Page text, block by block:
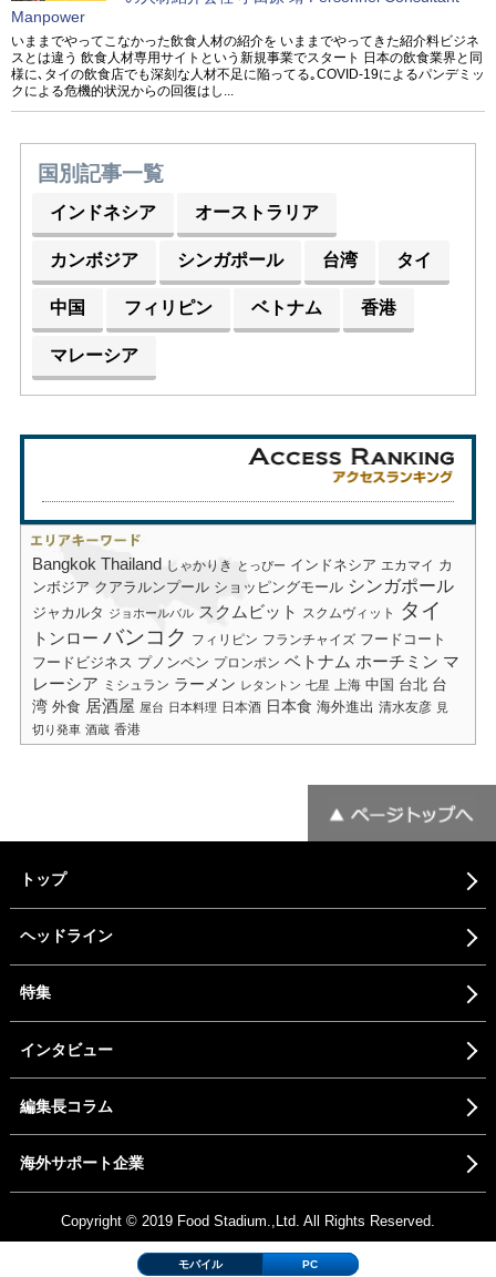
Manpower
いままでやってこなかった飲食人材の紹介を いままでやってきた紹介料ビジネ
スとは違う 飲食人材専用サイトという新規事業でスタート 日本の飲食業界と同
様に､タイの飲食店でも深刻な人材不足に陥ってる｡COVID-19によるパンデミッ
クによる危機的状況からの回復はし...
国別記事一覧
インドネシア オーストラリア
カンボジア シンガポール 台湾 タイ
中国 フィリピン ベトナム 香港
マレーシア
Bangkok Thailand しゃかりき とっぴー インドネシア エカマイ カ
ンボジア クアラルンプール ショッピングモール シンガポール
ジャカルタ ジョホールバル スクムビット スクムヴィット タイ
トンロー バンコク フィリピン フランチャイズ フードコート
フードビジネス プノンペン プロンポン ベトナム ホーチミン マ
レーシア ミシュラン ラーメン レタントン 七星 上海 中国 台北 台
湾 外食 居酒屋 屋台 日本料理 日本酒 日本食 海外進出 清水友彦 見
切り発車 酒蔵 香港
トップ
ヘッドライン
特集
インタビュー
編集長コラム
海外サポート企業
Copyright © 2019 Food Stadium.,Ltd. All Rights Reserved.
モバイル PC